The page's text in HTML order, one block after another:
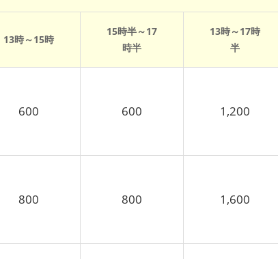
13時～15時
15時半～17
時半
13時～17時
半
600 600 1,200
800 800 1,600